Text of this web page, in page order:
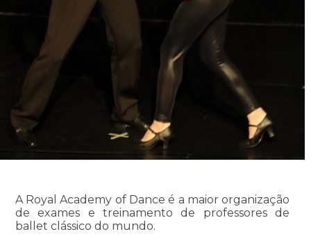
A Royal Academy of Dance é a maior organização
de exames e treinamento de professores de
ballet clássico do mundo.